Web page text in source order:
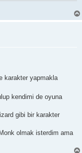
karakter yapmakla
kendimi de oyuna
gibi bir karakter
olmak isterdim ama